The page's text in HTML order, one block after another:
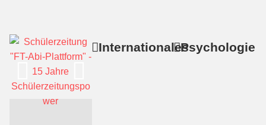
InternationalesPsychologie